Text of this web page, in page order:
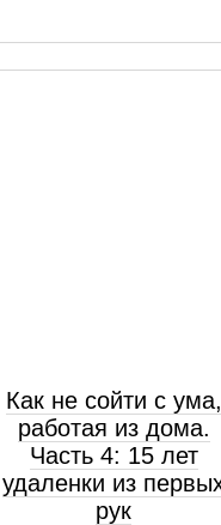
Как не сойти с ума,
работая из дома.
Часть 4: 15 лет
удаленки из
рук